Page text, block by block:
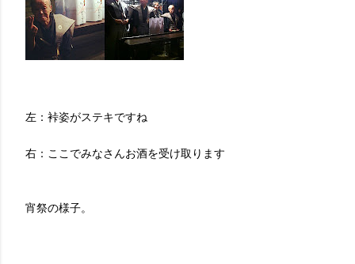
左：裃姿がステキですね
右：ここでみなさんお酒を受け取ります
宵祭の様子。